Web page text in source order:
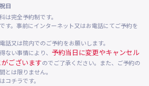
日
は完全予約制です。
す。事前にインターネット又はお電話にてご予約を
話又は院内でのご予約をお願いします。
ない事情により、 予約当日に変更やキャンセル
ございますのでご了承ください。また、ご予約の
とは限りません。
コチラです。